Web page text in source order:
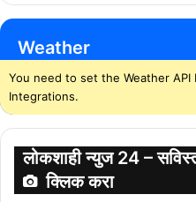
Weather
You need to set the Weather
Integrations.
लोकशाही न्युज 24 –
क्लिक करा